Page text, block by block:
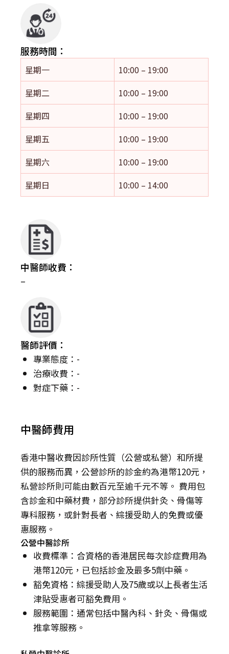
服務時間：
星期一
10:00 – 19:00
星期二
10:00 – 19:00
星期四
10:00 – 19:00
星期五
10:00 – 19:00
星期六
10:00 – 19:00
星期日
10:00 – 14:00
中醫師收費：
–
醫師評價：
專業態度：-
治療收費：-
對症下藥：-
中醫師費用
香港中醫收費因診所性質（公營或私營）和所提
供的服務而異，公營診所的診金約為港幣120元，
私營診所則可能由數百元至逾千元不等。 費用包
含診金和中藥材費，部分診所提供針灸、骨傷等
專科服務，或針對長者、綜援受助人的免費或優
惠服務。
公營中醫診所
收費標準：合資格的香港居民每次診症費用為
港幣120元，已包括診金及最多5劑中藥。
豁免資格：綜援受助人及75歲或以上長者生活
津貼受惠者可豁免費用。
服務範圍：通常包括中醫內科、針灸、骨傷或
推拿等服務。